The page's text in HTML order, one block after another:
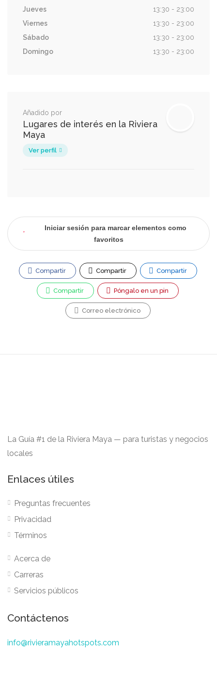
Jueves
13:30 - 23:00
Viernes
13:30 - 23:00
Sábado
13:30 - 23:00
Domingo
13:30 - 23:00
Añadido por
Lugares de interés en la Riviera
Maya
Ver perfil
Iniciar sesión para marcar elementos como
favoritos
Compartir Compartir Compartir
Compartir Póngalo en un pin
Correo electrónico
La Guía #1 de la Riviera Maya — para turistas y negocios
locales
Enlaces útiles
Preguntas frecuentes
Privacidad
Términos
Acerca de
Carreras
Servicios públicos
Contáctenos
info@rivieramayahotspots.com